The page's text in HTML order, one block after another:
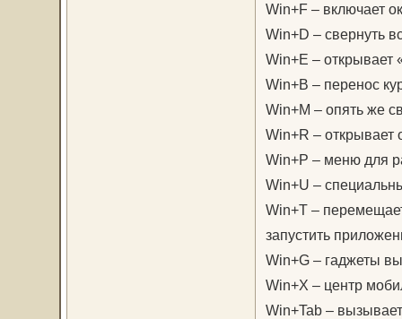
Win+F – включает
Win+D – свернуть
Win+E – открывает
Win+B – перенос
Win+M – опять же
Win+R – открывает
Win+P – меню для
Win+U –
Win+T –
запустить
Win+G – гаджеты
Win+X – центр
Win+Tab –